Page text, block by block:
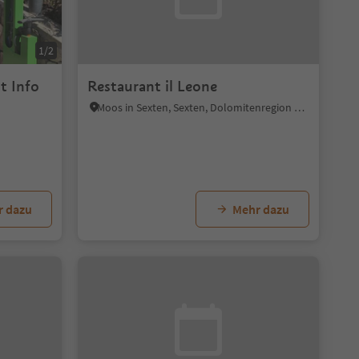
1/2
Info
dazu
Restaurant il Leone
Moos in Sexten, Sexten, Dolomitenregion 3 Zinnen
Mehr dazu